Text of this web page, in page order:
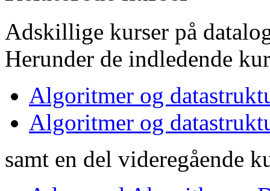
Adskillige kurser på
Herunder de indledende
Algoritmer og
Algoritmer og
samt en del videregående